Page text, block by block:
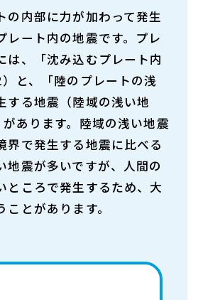
の内部に力が加わって発生
レート内の地震です。プレ
、
「沈み込むプレート内
と、
「陸のプレートの浅
する地震（陸域の浅い地
があります。陸域の浅い地震
界で発生する地震に比べる
地震が多いですが、人間の
ところで発生するため、大
とがあります。